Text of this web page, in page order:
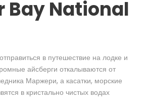
Bay National
в путешествие на лодке и
айсберги откалываются от
Маржери, а касатки, морские
в кристально чистых водах